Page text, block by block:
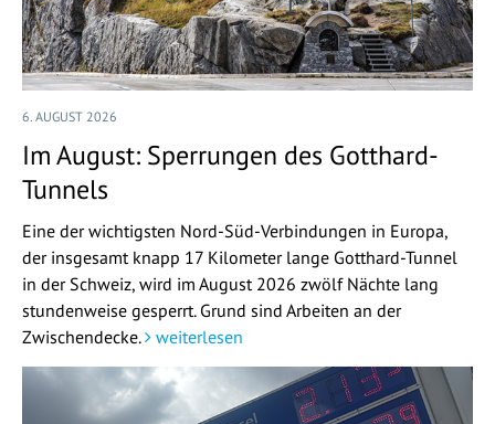
6. AUGUST 2026
Im August: Sperrungen des Gotthard-
Tunnels
Eine der wichtigsten Nord-Süd-Verbindungen in Europa,
der insgesamt knapp 17 Kilometer lange Gotthard-Tunnel
in der Schweiz, wird im August 2026 zwölf Nächte lang
stundenweise gesperrt. Grund sind Arbeiten an der
Zwischendecke.
weiterlesen